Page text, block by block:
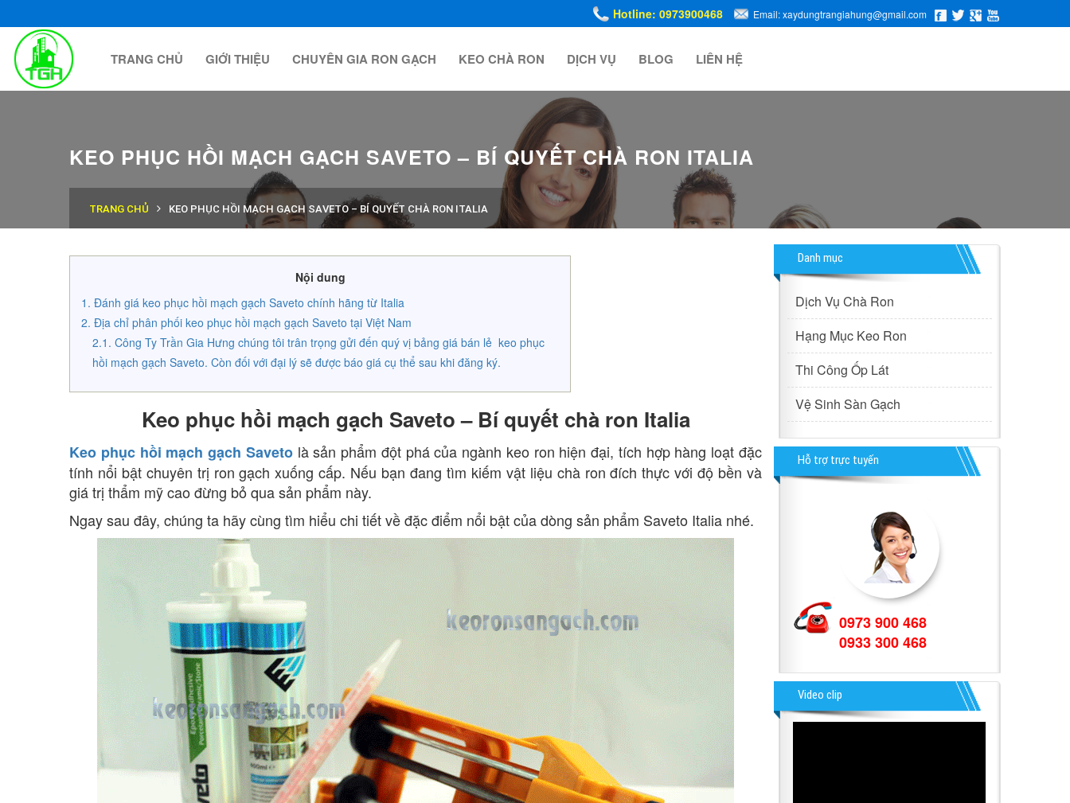
Hotline: 0973900468 Email: xaydungtrangiahung@gmail.com
TRANG CHỦ GIỚI THIỆU CHUYÊN GIA RON GẠCH KEO CHÀ RON DỊCH VỤ BLOG LIÊN HỆ
KEO PHỤC HỒI MẠCH GẠCH SAVETO – BÍ QUYẾT CHÀ RON ITALIA
TRANG CHỦ KEO PHỤC HỒI MẠCH GẠCH SAVETO – BÍ QUYẾT CHÀ RON ITALIA
Nội dung
Đánh giá keo phục hồi mạch gạch Saveto chính hãng từ Italia
Địa chỉ phân phối keo phục hồi mạch gạch Saveto tại Việt Nam
Công Ty Trần Gia Hưng chúng tôi trân trọng gửi đến quý vị bảng giá bán lẻ keo phục
hồi mạch gạch Saveto. Còn đối với đại lý sẽ được báo giá cụ thể sau khi đăng ký.
Keo phục hồi mạch gạch Saveto – Bí quyết chà ron Italia
Keo phục hồi mạch gạch Savetolà sản phẩm đột phá của ngành keo ron hiện đại, tích hợp hàng loạt đặc
tính nổi bật chuyên trị ron gạch xuống cấp. Nếu bạn đang tìm kiếm vật liệu chà ron đích thực với độ bền và
giá trị thẩm mỹ cao đừng bỏ qua sản phẩm này.
Ngay sau đây, chúng ta hãy cùng tìm hiểu chi tiết về đặc điểm nổi bật của dòng sản phẩm Saveto Italia nhé.
Danh mục
Dịch Vụ Chà Ron
Hạng Mục Keo Ron
Thi Công Ốp Lát
Vệ Sinh Sàn Gạch
Hỗ trợ trực tuyến
0973 900 468
0933 300 468
Video clip